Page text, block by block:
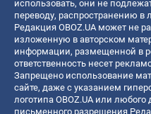
использовать, они не
переводу, распространению в
Редакция OBOZ.UA может не
изложенную в авторском
информации, размещенной в
ответственность несет
Запрещено использование
сайте, даже с указанием
логотипа OBOZ.UA или любого
письменного разрешения